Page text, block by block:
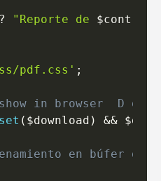
"Reporte de
pdf.css' ;
in browser  D
( $download ) &&
en búfer de